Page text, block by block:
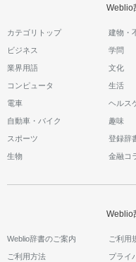
Weblio
カテゴリトップ 建物・
ビジネス 学問
業界用語 文化
コンピュータ 生活
電車 ヘルス
自動車・バイク 趣味
スポーツ 登録辞
生物 金融コ
Weblio
Weblio辞書のご案内 ご利用
ご利用方法 プライ